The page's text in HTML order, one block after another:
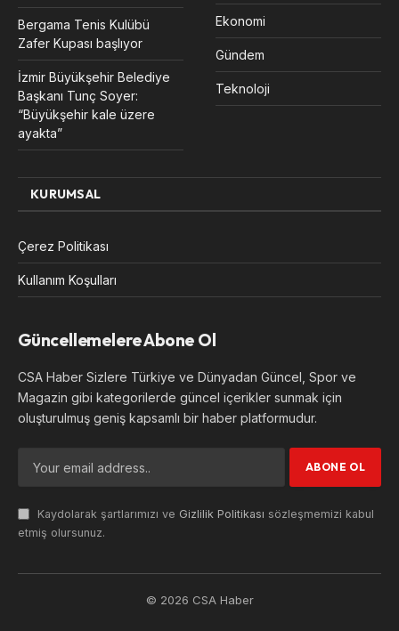
Bergama Tenis Kulübü
Zafer Kupası başlıyor
İzmir Büyükşehir Belediye
Başkanı Tunç Soyer:
“Büyükşehir kale üzere
ayakta”
Ekonomi
Gündem
Teknoloji
KURUMSAL
Çerez Politikası
Kullanım Koşulları
Güncellemelere Abone Ol
CSA Haber Sizlere Türkiye ve Dünyadan Güncel, Spor ve
Magazin gibi kategorilerde güncel içerikler sunmak için
oluşturulmuş geniş kapsamlı bir haber platformudur.
Kaydolarak şartlarımızı ve Gizlilik Politikası sözleşmemizi kabul
etmiş olursunuz.
© 2026 CSA Haber